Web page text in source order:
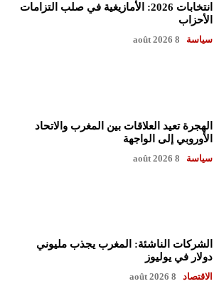
انتخابات 2026: الأمازيغية في صلب التزامات
الأحزاب
سياسة 8 août 2026
الهجرة تعيد العلاقات بين المغرب والاتحاد
الأوروبي إلى الواجهة
سياسة 8 août 2026
الشركات الناشئة: المغرب يجذب مليوني
دولار في يوليوز
الاقتصاد 8 août 2026